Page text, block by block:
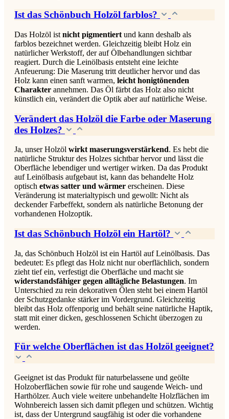
Ist das Schönbuch Holzöl farblos?
Das Holzöl ist nicht pigmentiert und kann deshalb als
farblos bezeichnet werden. Gleichzeitig bleibt Holz ein
natürlicher Werkstoff, der auf Ölbehandlungen sichtbar
reagiert. Durch die Leinölbasis entsteht eine leichte
Anfeuerung: Die Maserung tritt deutlicher hervor und das
Holz kann einen sanft warmen, leicht honigtönenden
Charakter annehmen. Das Öl färbt das Holz also nicht
künstlich ein, verändert die Optik aber auf natürliche Weise.
Verändert das Holzöl die Farbe oder Maserung
des Holzes?
Ja, unser Holzöl wirkt maserungsverstärkend. Es hebt die
natürliche Struktur des Holzes sichtbar hervor und lässt die
Oberfläche lebendiger und wertiger wirken. Da das Produkt
auf Leinölbasis aufgebaut ist, kann das behandelte Holz
optisch etwas satter und wärmer erscheinen. Diese
Veränderung ist materialtypisch und gewollt: Nicht als
deckender Farbeffekt, sondern als natürliche Betonung der
vorhandenen Holzoptik.
Ist das Schönbuch Holzöl ein Hartöl?
Ja, das Schönbuch Holzöl ist ein Hartöl auf Leinölbasis. Das
bedeutet: Es pflegt das Holz nicht nur oberflächlich, sondern
zieht tief ein, verfestigt die Oberfläche und macht sie
widerstandsfähiger gegen alltägliche Belastungen. Im
Unterschied zu rein dekorativen Ölen steht bei einem Hartöl
der Schutzgedanke stärker im Vordergrund. Gleichzeitig
bleibt das Holz offenporig und behält seine natürliche Haptik,
statt mit einer dicken, geschlossenen Schicht überzogen zu
werden.
Für welche Oberflächen ist das Holzöl geeignet?
Geeignet ist das Produkt für naturbelassene und geölte
Holzoberflächen sowie für rohe und saugende Weich- und
Harthölzer. Auch viele weitere unbehandelte Holzflächen im
Wohnbereich lassen sich damit pflegen und schützen. Wichtig
ist, dass der Untergrund saugfähig ist oder die vorhandene